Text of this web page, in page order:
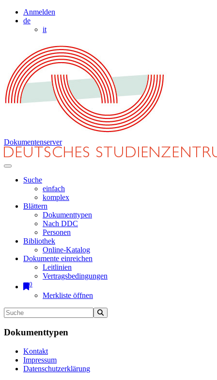
Anmelden
de
it
Dokumentenserver
Suche
einfach
komplex
Blättern
Dokumenttypen
Nach DDC
Personen
Bibliothek
Online-Katalog
Dokumente einreichen
Leitlinien
Vertragsbedingungen
0
Merkliste öffnen
Dokumenttypen
Kontakt
Impressum
Datenschutzerklärung